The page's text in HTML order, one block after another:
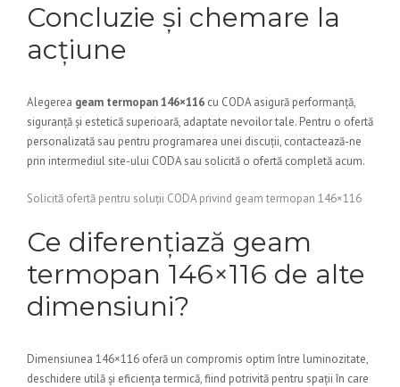
Concluzie și chemare la
acțiune
Alegerea geam termopan 146×116 cu CODA asigură performanță,
siguranță și estetică superioară, adaptate nevoilor tale. Pentru o ofertă
personalizată sau pentru programarea unei discuții, contactează-ne
prin intermediul site-ului CODA sau solicită o ofertă completă acum.
Solicită ofertă pentru soluții CODA privind geam termopan 146×116
Ce diferențiază geam
termopan 146×116 de alte
dimensiuni?
Dimensiunea 146×116 oferă un compromis optim între luminozitate,
deschidere utilă și eficiența termică, fiind potrivită pentru spații în care